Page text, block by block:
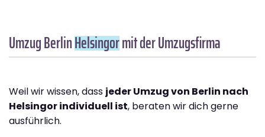
Umzug BerlinHelsingormit der Umzugsfirma
Weil wir wissen, dass jeder Umzug von Berlin nach
Helsingor individuell ist, beraten wir dich gerne
ausführlich.